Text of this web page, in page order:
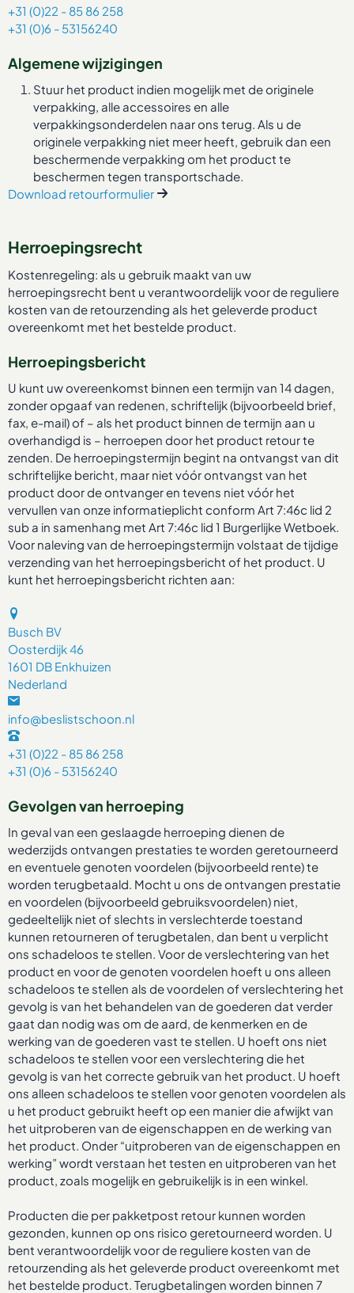
+31 (0)22 - 85 86 258
+31 (0)6 - 53156240
Algemene wijzigingen
Stuur het product indien mogelijk met de originele
verpakking, alle accessoires en alle
verpakkingsonderdelen naar ons terug. Als u de
originele verpakking niet meer heeft, gebruik dan een
beschermende verpakking om het product te
beschermen tegen transportschade.
Download retourformulier
Herroepingsrecht
Kostenregeling: als u gebruik maakt van uw
herroepingsrecht bent u verantwoordelijk voor de reguliere
kosten van de retourzending als het geleverde product
overeenkomt met het bestelde product.
Herroepingsbericht
U kunt uw overeenkomst binnen een termijn van 14 dagen,
zonder opgaaf van redenen, schriftelijk (bijvoorbeeld brief,
fax, e-mail) of – als het product binnen de termijn aan u
overhandigd is – herroepen door het product retour te
zenden. De herroepingstermijn begint na ontvangst van dit
schriftelijke bericht, maar niet vóór ontvangst van het
product door de ontvanger en tevens niet vóór het
vervullen van onze informatieplicht conform Art 7:46c lid 2
sub a in samenhang met Art 7:46c lid 1 Burgerlijke Wetboek.
Voor naleving van de herroepingstermijn volstaat de tijdige
verzending van het herroepingsbericht of het product. U
kunt het herroepingsbericht richten aan:
Busch BV
Oosterdijk 46
1601 DB Enkhuizen
Nederland
info@beslistschoon.nl
+31 (0)22 - 85 86 258
+31 (0)6 - 53156240
Gevolgen van herroeping
In geval van een geslaagde herroeping dienen de
wederzijds ontvangen prestaties te worden geretourneerd
en eventuele genoten voordelen (bijvoorbeeld rente) te
worden terugbetaald. Mocht u ons de ontvangen prestatie
en voordelen (bijvoorbeeld gebruiksvoordelen) niet,
gedeeltelijk niet of slechts in verslechterde toestand
kunnen retourneren of terugbetalen, dan bent u verplicht
ons schadeloos te stellen. Voor de verslechtering van het
product en voor de genoten voordelen hoeft u ons alleen
schadeloos te stellen als de voordelen of verslechtering het
gevolg is van het behandelen van de goederen dat verder
gaat dan nodig was om de aard, de kenmerken en de
werking van de goederen vast te stellen. U hoeft ons niet
schadeloos te stellen voor een verslechtering die het
gevolg is van het correcte gebruik van het product. U hoeft
ons alleen schadeloos te stellen voor genoten voordelen als
u het product gebruikt heeft op een manier die afwijkt van
het uitproberen van de eigenschappen en de werking van
het product. Onder “uitproberen van de eigenschappen en
werking” wordt verstaan het testen en uitproberen van het
product, zoals mogelijk en gebruikelijk is in een winkel.
Producten die per pakketpost retour kunnen worden
gezonden, kunnen op ons risico geretourneerd worden. U
bent verantwoordelijk voor de reguliere kosten van de
retourzending als het geleverde product overeenkomt met
het bestelde product. Terugbetalingen worden binnen 7